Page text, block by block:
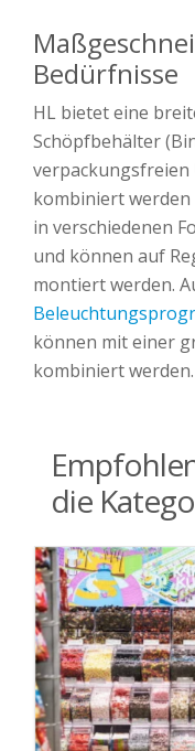
Bedürfnisse
HL bietet eine
Schöpfbehälter
kombiniert
in verschiedenen
und können auf
montiert werden.
können mit einer
kombiniert werden.
die